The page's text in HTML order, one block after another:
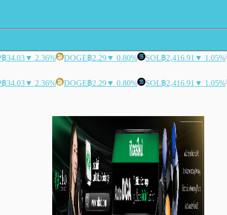
฿34.03▼ 2.36% DOGE฿2.29▼ 0.80% SOL฿2,416.91 ▼ 1.05%
฿34.03▼ 2.36% DOGE฿2.29▼ 0.80% SOL฿2,416.91 ▼ 1.05%